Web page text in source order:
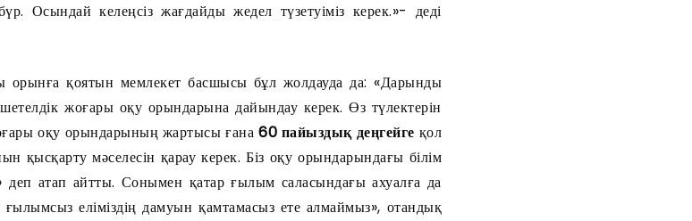
Осындай келеңсіз жағдайды жедел түзетуіміз керек.»- деді
орынға қоятын мемлекет басшысы бұл жолдауда да: «Дарынды
жоғары оқу орындарына дайындау керек. Өз түлектерін
оқу орындарының жартысы ғана 60 пайыздық деңгейге қол
қысқарту мәселесін қарау керек. Біз оқу орындарындағы білім
деп атап айтты. Сонымен қатар ғылым саласындағы ахуалға да
ғылымсыз еліміздің дамуын қамтамасыз ете алмаймыз», отандық